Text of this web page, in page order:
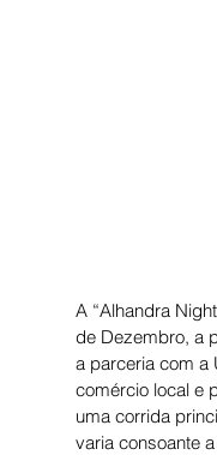
A “Alhandra
de Dezembro, a
a parceria com a
comércio local e
uma corrida
varia consoante